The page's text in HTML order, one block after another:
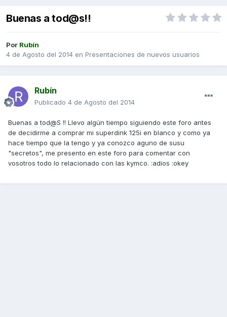
Buenas a tod@s!!
Por Rubín
4 de Agosto del 2014 en Presentaciones de nuevos usuarios
Rubín
Publicado 4 de Agosto del 2014
Buenas a tod@S !! Llevo algún tiempo siguiendo este foro antes
de decidirme a comprar mi superdink 125i en blanco y como ya
hace tiempo que la tengo y ya conozco aguno de susu
"secretos", me presento en este foro para comentar con
vosotros todo lo relacionado con las kymco. :adios :okey